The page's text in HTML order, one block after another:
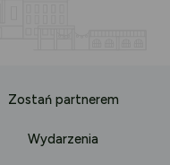
Zostań partnerem
Wydarzenia